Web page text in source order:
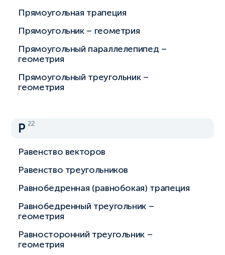
Прямоугольная трапеция
Прямоугольник – геометрия
Прямоугольный параллелепипед –
геометрия
Прямоугольный треугольник –
геометрия
Р 22
Равенство векторов
Равенство треугольников
Равнобедренная (равнобокая) трапеция
Равнобедренный треугольник –
геометрия
Равносторонний треугольник –
геометрия